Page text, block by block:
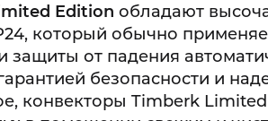
Edition обладают
который обычно
защиты от падения
безопасности и
конвекторы Timberk